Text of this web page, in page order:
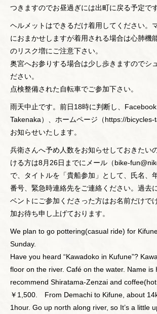
つきますのでお昼過ぎには出町に戻る予定です
ヘルメットはできるだけ着用してください。
におまかせしますが着用される場合は心肺機
のリスク増にご注意下さい。
奥宮へお参りする場合は少し歩きますのでシ
ださい。
点検整備された自転車でご参加下さい。
雨天中止です。前日18時に判断し、
Takenaka）、ホームページ（https://
お知らせいたします。
兵衛さんへ予め人数をお知らせしておきたい
ける方は8月26日までにメール（bike-
で、タイトルを「貴船参加」として、氏名、
番号、緊急時連絡先をご連絡ください。過去
ベントにご参加くださった方はお名前だけで
加お待ち申し上げております。
We plan to go pottering(casual ride) for
Sunday.
Have you heard “Kawadoko in Kufune”?
floor on the river. Café on the water. Name is
recommend Shiratama-Zenzai and
￥1,500. From Demachi to Kifune, about
1hour. Go up north along river, so It’s a little